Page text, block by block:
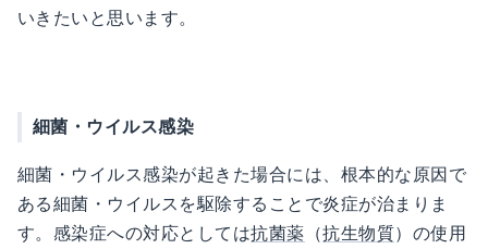
いきたいと思います。
細菌・ウイルス感染
細菌・ウイルス感染が起きた場合には、根本的な原因で
ある細菌・ウイルスを駆除することで炎症が治まりま
す。感染症への対応としては抗菌薬 （抗生物質）の使用